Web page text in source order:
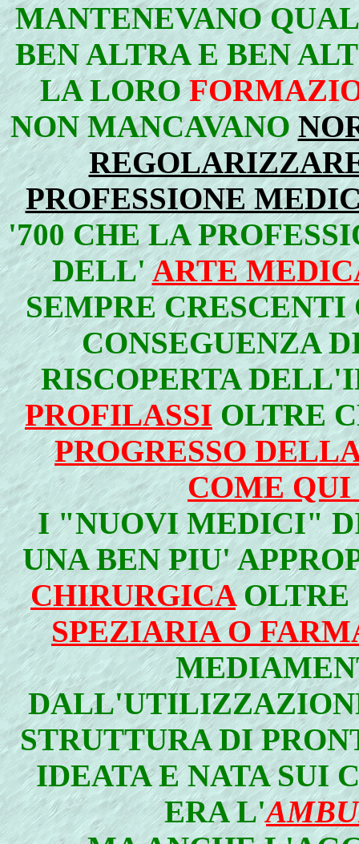
MANTENEVANO
BEN ALTRA E BEN
LA LORO
NON MANCAVANO
PROFESSIONE
'700 CHE LA
DELL'ARTE
SEMPRE
CONSEGUENZA
RISCOPERTA
PROFILASSIOLTRE
PROGRESSO
COME QUI
I "NUOVI MEDICI"
UNA BEN PIU'
CHIRURGICAOLTRE
SPEZIARIA O
STRUTTURA DI
IDEATA E NATA SUI
ERA L'